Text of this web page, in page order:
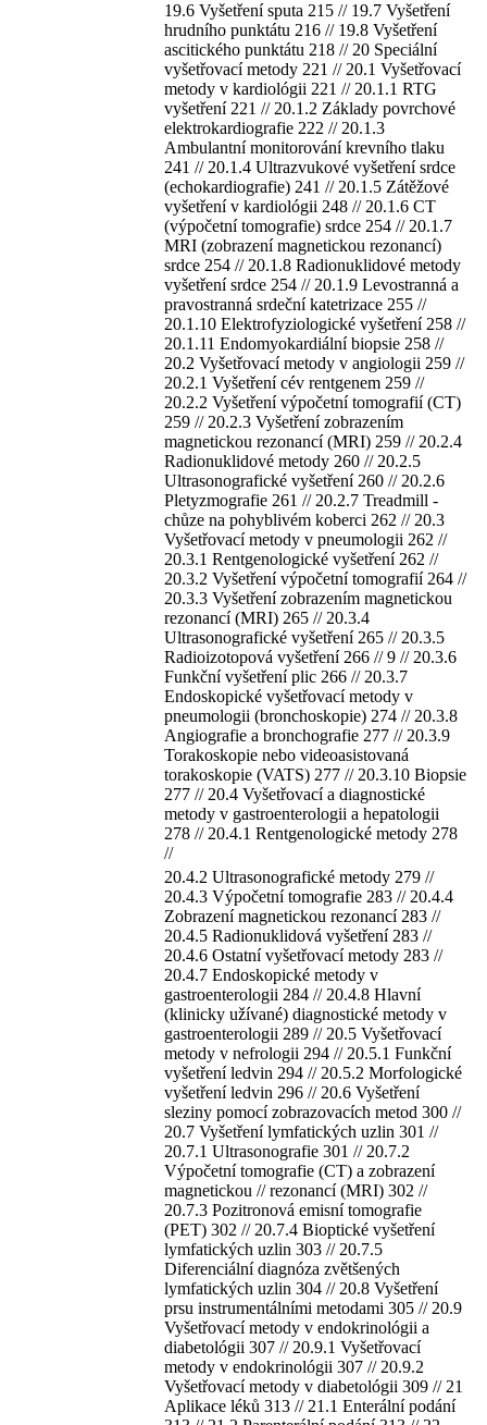
19.6 Vyšetření sputa 215 // 19.7 Vyšetření
hrudního punktátu 216 // 19.8 Vyšetření
ascitického punktátu 218 // 20 Speciální
vyšetřovací metody 221 // 20.1 Vyšetřovací
metody v kardiológii 221 // 20.1.1 RTG
vyšetření 221 // 20.1.2 Základy povrchové
elektrokardiografie 222 // 20.1.3
Ambulantní monitorování krevního tlaku
241 // 20.1.4 Ultrazvukové vyšetření srdce
(echokardiografie) 241 // 20.1.5 Zátěžové
vyšetření v kardiológii 248 // 20.1.6 CT
(výpočetní tomografie) srdce 254 // 20.1.7
MRI (zobrazení magnetickou rezonancí)
srdce 254 // 20.1.8 Radionuklidové metody
vyšetření srdce 254 // 20.1.9 Levostranná a
pravostranná srdeční katetrizace 255 //
20.1.10 Elektrofyziologické vyšetření 258 //
20.1.11 Endomyokardiální biopsie 258 //
20.2 Vyšetřovací metody v angiologii 259 //
20.2.1 Vyšetření cév rentgenem 259 //
20.2.2 Vyšetření výpočetní tomografií (CT)
259 // 20.2.3 Vyšetření zobrazením
magnetickou rezonancí (MRI) 259 // 20.2.4
Radionuklidové metody 260 // 20.2.5
Ultrasonografické vyšetření 260 // 20.2.6
Pletyzmografie 261 // 20.2.7 Treadmill -
chůze na pohyblivém koberci 262 // 20.3
Vyšetřovací metody v pneumologii 262 //
20.3.1 Rentgenologické vyšetření 262 //
20.3.2 Vyšetření výpočetní tomografií 264 //
20.3.3 Vyšetření zobrazením magnetickou
rezonancí (MRI) 265 // 20.3.4
Ultrasonografické vyšetření 265 // 20.3.5
Radioizotopová vyšetření 266 // 9 // 20.3.6
Funkční vyšetření plic 266 // 20.3.7
Endoskopické vyšetřovací metody v
pneumologii (bronchoskopie) 274 // 20.3.8
Angiografie a bronchografie 277 // 20.3.9
Torakoskopie nebo videoasistovaná
torakoskopie (VATS) 277 // 20.3.10 Biopsie
277 // 20.4 Vyšetřovací a diagnostické
metody v gastroenterologii a hepatologii
278 // 20.4.1 Rentgenologické metody 278
//
20.4.2 Ultrasonografické metody 279 //
20.4.3 Výpočetní tomografie 283 // 20.4.4
Zobrazení magnetickou rezonancí 283 //
20.4.5 Radionuklidová vyšetření 283 //
20.4.6 Ostatní vyšetřovací metody 283 //
20.4.7 Endoskopické metody v
gastroenterologii 284 // 20.4.8 Hlavní
(klinicky užívané) diagnostické metody v
gastroenterologii 289 // 20.5 Vyšetřovací
metody v nefrologii 294 // 20.5.1 Funkční
vyšetření ledvin 294 // 20.5.2 Morfologické
vyšetření ledvin 296 // 20.6 Vyšetření
sleziny pomocí zobrazovacích metod 300 //
20.7 Vyšetření lymfatických uzlin 301 //
20.7.1 Ultrasonografie 301 // 20.7.2
Výpočetní tomografie (CT) a zobrazení
magnetickou // rezonancí (MRI) 302 //
20.7.3 Pozitronová emisní tomografie
(PET) 302 // 20.7.4 Bioptické vyšetření
lymfatických uzlin 303 // 20.7.5
Diferenciální diagnóza zvětšených
lymfatických uzlin 304 // 20.8 Vyšetření
prsu instrumentálními metodami 305 // 20.9
Vyšetřovací metody v endokrinológii a
diabetológii 307 // 20.9.1 Vyšetřovací
metody v endokrinológii 307 // 20.9.2
Vyšetřovací metody v diabetológii 309 // 21
Aplikace léků 313 // 21.1 Enterální podání